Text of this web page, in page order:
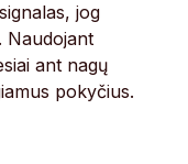
jog
Naudojant
ant nagų
pokyčius.